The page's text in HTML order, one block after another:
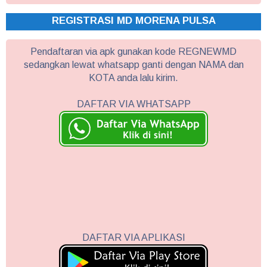
REGISTRASI MD MORENA PULSA
Pendaftaran via apk gunakan kode REGNEWMD
sedangkan lewat whatsapp ganti dengan NAMA dan
KOTA anda lalu kirim.
DAFTAR VIA WHATSAPP
DAFTAR VIA APLIKASI